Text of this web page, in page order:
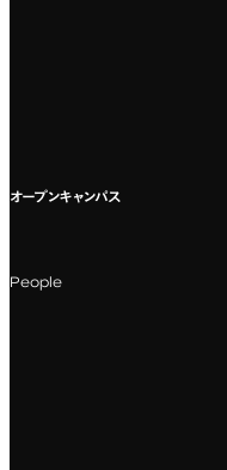
海外への留学
オープンキャンパス
People